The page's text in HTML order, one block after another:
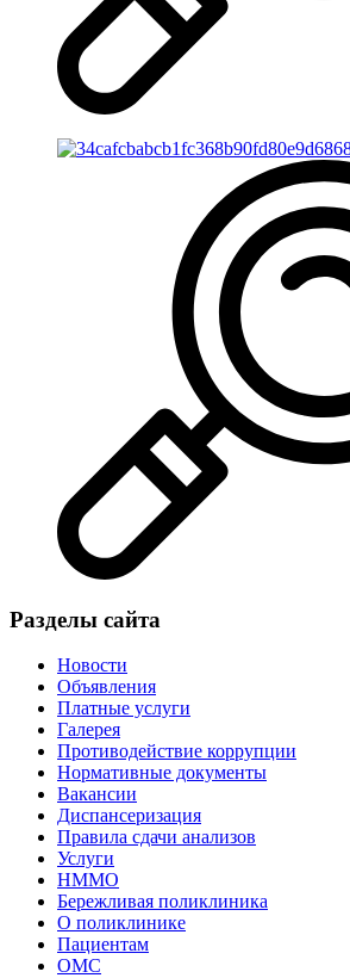
Разделы сайта
Новости
Объявления
Платные услуги
Галерея
Противодействие коррупции
Нормативные документы
Вакансии
Диспансеризация
Правила сдачи анализов
Услуги
НММО
Бережливая поликлиника
О поликлинике
Пациентам
ОМС